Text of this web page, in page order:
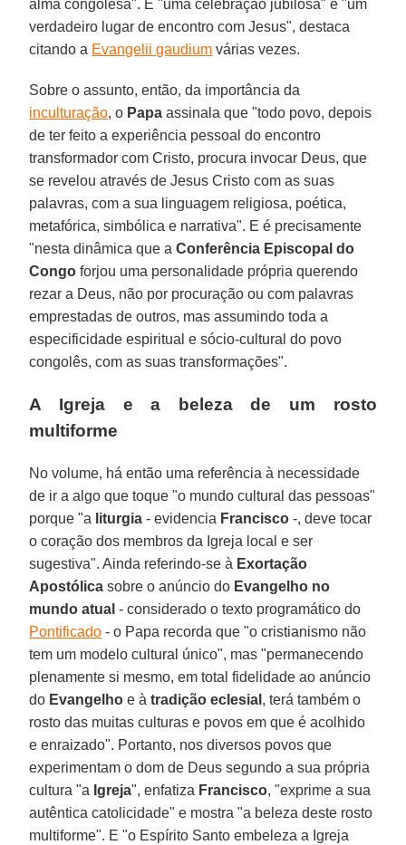
alma congolesa". É "uma celebração jubilosa" e "um
verdadeiro lugar de encontro com Jesus", destaca
citando a Evangelii gaudium várias vezes.
Sobre o assunto, então, da importância da
inculturação, o Papa assinala que "todo povo, depois
de ter feito a experiência pessoal do encontro
transformador com Cristo, procura invocar Deus, que
se revelou através de Jesus Cristo com as suas
palavras, com a sua linguagem religiosa, poética,
metafórica, simbólica e narrativa". E é precisamente
"nesta dinâmica que aConferência Episcopal do
Congo forjou uma personalidade própria querendo
rezar a Deus, não por procuração ou com palavras
emprestadas de outros, mas assumindo toda a
especificidade espiritual e sócio-cultural do povo
congolês, com as suas transformações".
A Igreja e a beleza de um rosto
multiforme
No volume, há então uma referência à necessidade
de ir a algo que toque "o mundo cultural das pessoas"
porque "a liturgia - evidencia Francisco -, deve tocar
o coração dos membros da Igreja local e ser
sugestiva". Ainda referindo-se à Exortação
Apostólica sobre o anúncio do Evangelho no
mundo atual - considerado o texto programático do
Pontificado - o Papa recorda que "o cristianismo não
tem um modelo cultural único", mas "permanecendo
plenamente si mesmo, em total fidelidade ao anúncio
do Evangelho e àtradição eclesial , terá também o
rosto das muitas culturas e povos em que é acolhido
e enraizado". Portanto, nos diversos povos que
experimentam o dom de Deus segundo a sua própria
cultura "a Igreja", enfatiza Francisco, "exprime a sua
autêntica catolicidade" e mostra "a beleza deste rosto
multiforme". E "o Espírito Santo embeleza a Igreja